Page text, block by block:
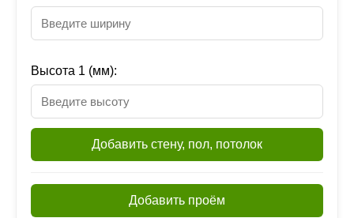
Высота 1 (мм):
Добавить стену, пол, потолок
Добавить проём